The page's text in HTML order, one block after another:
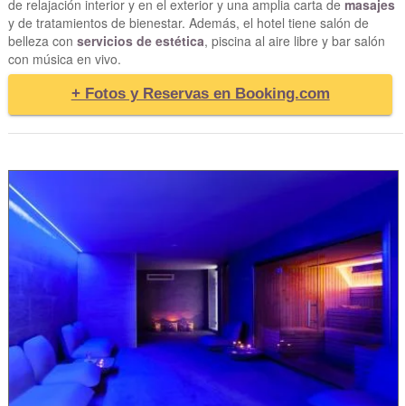
de relajación interior y en el exterior y una amplia carta de masajes
y de tratamientos de bienestar. Además, el hotel tiene salón de
belleza con servicios de estética, piscina al aire libre y bar salón
con música en vivo.
+ Fotos y Reservas en Booking.com